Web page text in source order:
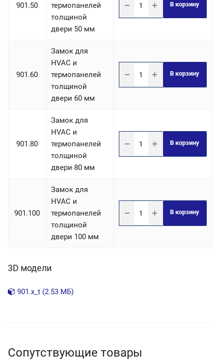
901.50
термопанелей
толщиной
двери 50 мм
В корзину
901.60
Замок для
HVAC и
термопанелей
толщиной
двери 60 мм
В корзину
901.80
Замок для
HVAC и
термопанелей
толщиной
двери 80 мм
В корзину
901.100
Замок для
HVAC и
термопанелей
толщиной
двери 100 мм
В корзину
3D модели
901.x_t (2.53 МБ)
Сопутствующие товары